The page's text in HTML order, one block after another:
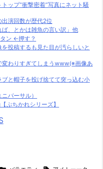
ップ“衝撃密着”写真にネット騒
演回数が歴代2位
ば、とかは雑魚の言い訳」他
ン ←押す？
投稿するも見た目が汚らしいと
変わりすぎてしまうwww(※画像あ
と帽子を投げ捨てて突っ込む小
バーサル）
ぷちかれシリーズ】